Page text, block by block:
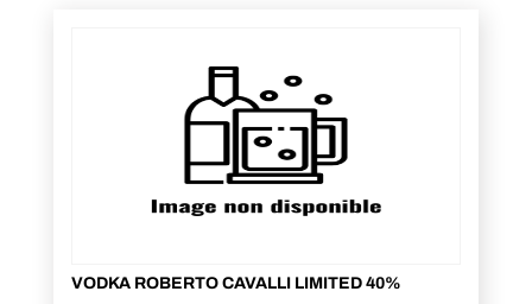
VODKA ROBERTO CAVALLI LIMITED 40%